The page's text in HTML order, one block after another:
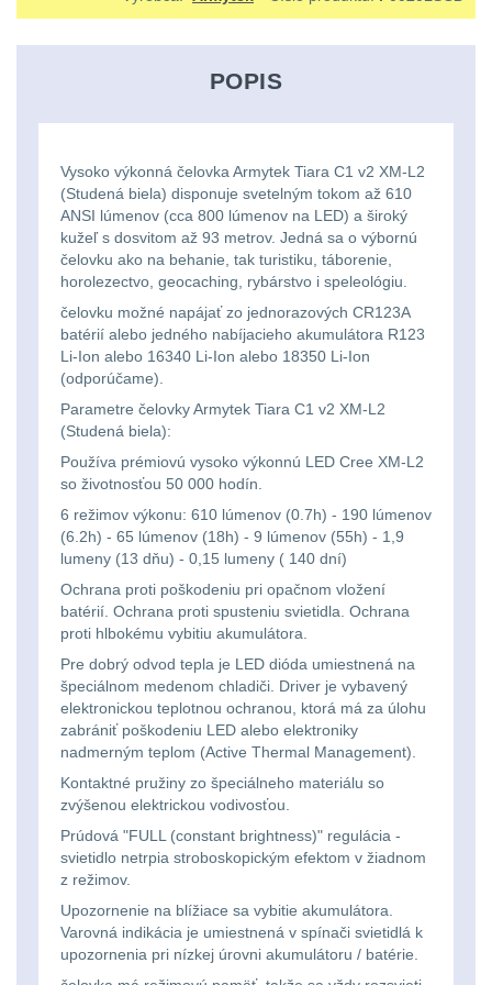
lm
pro
Ion
baterie
Svítilny
pro
18650
baterie
pro
baterie
Svítilny
pro
26650
baterie
Svítilny
pro
CR123A
nebo
Univerzalní
tašky
zbraně
Hydratační
vaky
Pouzdra
Kapsy
Peněženky
Doplňky
batohům
střední
vzdálenost
Príslušenstvo
pre
optiku
lampy
Potápačské svetlá2
Kapesní svítilny4
Policejní svítilny4
Vyhledávací svítilny
Lovecké svítilny
Nabíjacie baterky6
Svietidlá s magnetom2
Svietidlá CRI≥901
Laserové značkovače
Držiaky a
príslušenstvo34
186501
14500 / AA / AAA
16340 a CR1231
POPIS
Vysoko výkonná čelovka Armytek Tiara C1 v2 XM-L2
(Studená biela) disponuje svetelným tokom až 610
ANSI lúmenov (cca 800 lúmenov na LED) a široký
kužeľ s dosvitom až 93 metrov. Jedná sa o výbornú
čelovku ako na behanie, tak turistiku, táborenie,
horolezectvo, geocaching, rybárstvo i speleológiu.
čelovku možné napájať zo jednorazových CR123A
batérií alebo jedného nabíjacieho akumulátora R123
Li-Ion alebo 16340 Li-Ion alebo 18350 Li-Ion
(odporúčame).
Parametre čelovky Armytek Tiara C1 v2 XM-L2
(Studená biela):
Používa prémiovú vysoko výkonnú LED Cree XM-L2
so životnosťou 50 000 hodín.
6 režimov výkonu: 610 lúmenov (0.7h) - 190 lúmenov
(6.2h) - 65 lúmenov (18h) - 9 lúmenov (55h) - 1,9
lumeny (13 dňu) - 0,15 lumeny ( 140 dní)
Ochrana proti poškodeniu pri opačnom vložení
batérií. Ochrana proti spusteniu svietidla. Ochrana
proti hlbokému vybitiu akumulátora.
Pre dobrý odvod tepla je LED dióda umiestnená na
špeciálnom medenom chladiči. Driver je vybavený
elektronickou teplotnou ochranou, ktorá má za úlohu
zabrániť poškodeniu LED alebo elektroniky
nadmerným teplom (Active Thermal Management).
Kontaktné pružiny zo špeciálneho materiálu so
zvýšenou elektrickou vodivosťou.
Prúdová "FULL (constant brightness)" regulácia -
svietidlo netrpia stroboskopickým efektom v žiadnom
z režimov.
Upozornenie na blížiace sa vybitie akumulátora.
Varovná indikácia je umiestnená v spínači svietidlá k
upozornenia pri nízkej úrovni akumulátoru / batérie.